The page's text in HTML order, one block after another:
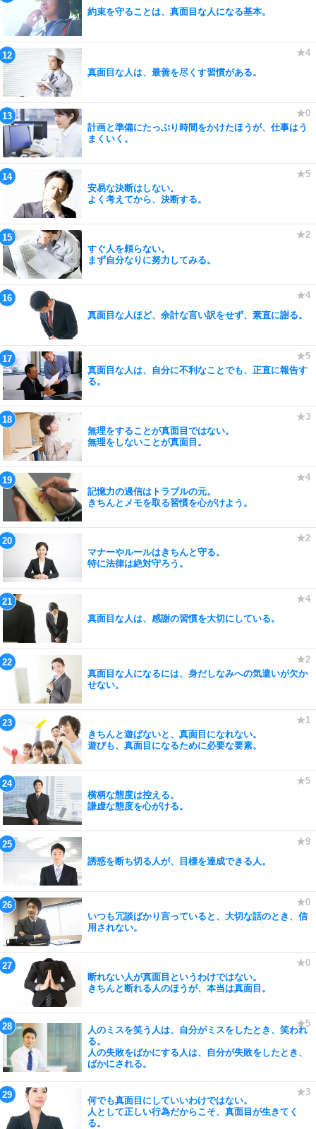
約束を守ることは、真面目な人になる基本。
真面目な人は、最善を尽くす習慣がある。
計画と準備にたっぷり時間をかけたほうが、仕事はう
まくいく。
安易な決断はしない。
よく考えてから、決断する。
すぐ人を頼らない。
まず自分なりに努力してみる。
真面目な人ほど、余計な言い訳をせず、素直に謝る。
真面目な人は、自分に不利なことでも、正直に報告す
る。
無理をすることが真面目ではない。
無理をしないことが真面目。
記憶力の過信はトラブルの元。
きちんとメモを取る習慣を心がけよう。
マナーやルールはきちんと守る。
特に法律は絶対守ろう。
真面目な人は、感謝の習慣を大切にしている。
真面目な人になるには、身だしなみへの気遣いが欠か
せない。
きちんと遊ばないと、真面目になれない。
遊びも、真面目になるために必要な要素。
横柄な態度は控える。
謙虚な態度を心がける。
誘惑を断ち切る人が、目標を達成できる人。
いつも冗談ばかり言っていると、大切な話のとき、信
用されない。
断れない人が真面目というわけではない。
きちんと断れる人のほうが、本当は真面目。
人のミスを笑う人は、自分がミスをしたとき、笑われ
る。
人の失敗をばかにする人は、自分が失敗をしたとき、
ばかにされる。
何でも真面目にしていいわけではない。
人として正しい行為だからこそ、真面目が生きてく
る。